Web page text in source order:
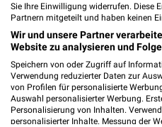
ANGEBOTE AB DONNERSTAG
Sie Ihre Einwilligung widerrufen. Diese
Partnern mitgeteilt und haben keinen
Wir und unsere Partner
Website zu analysieren und
Speichern von oder Zugriff auf
Verwendung reduzierter Daten zur
von Profilen für personalisierte
Auswahl personalisierter Werbung.
Personalisierung von Inhalten.
personalisierter Inhalte. Messung der